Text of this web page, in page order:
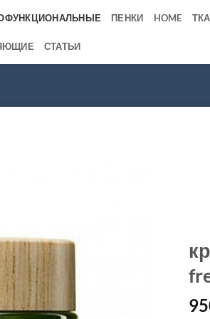
ПЕНКИ HOME
СТАТЬИ